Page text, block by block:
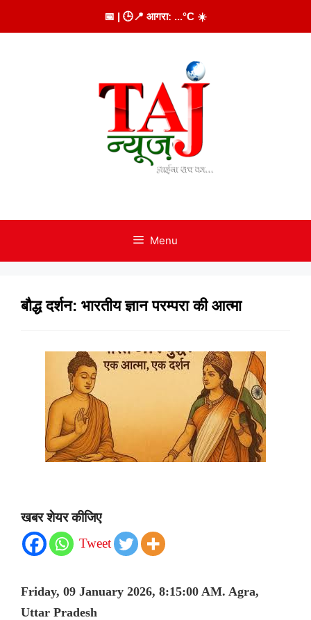
to
📅 | 🕒📍 आगरा: ...°C ☀️
Menu
बौद्ध दर्शन: भारतीय ज्ञान परम्परा की आत्मा
खबर शेयर कीजिए
Tweet
Friday, 09 January 2026, 8:15:00 AM. Agra,
Uttar Pradesh